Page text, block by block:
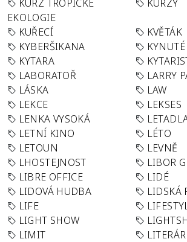
KURZ TROPICKÉ
EKOLOGIE
KURZY
KUŘECÍ
KVĚTÁK
KYBERŠIKANA
KYTARA
LABORATOŘ
LARRY
LÁSKA
LAW
LEKCE
LEKSES
LENKA VYSOKÁ
LETNÍ KINO
LÉTO
LETOUN
LEVNĚ
LHOSTEJNOST
LIBOR
LIBRE OFFICE
LIDÉ
LIDOVÁ HUDBA
LIDSKÁ
LIFE
LIGHT SHOW
LIMIT